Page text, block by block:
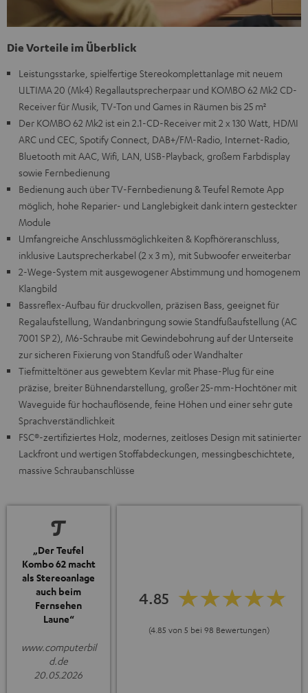
Die Vorteile im Überblick
Leistungsstarke, spielfertige Stereokomplettanlage mit neuem
ULTIMA 20 (Mk4) Regallautsprecherpaar und KOMBO 62 Mk2 CD-
Receiver für Musik, TV-Ton und Games in Räumen bis 25 m²
Der KOMBO 62 Mk2 ist ein 2.1-CD-Receiver mit 2 x 130 Watt, HDMI
ARC und CEC, Spotify Connect, DAB+/FM-Radio, Internet-Radio,
Bluetooth mit AAC, Wifi, LAN, USB-Playback, großem Farbdisplay
sowie Fernbedienung
Bedienung auch über TV-Fernbedienung & Teufel Remote App
möglich, hohe Reparier- und Langlebigkeit dank intern gesteckter
Module
Umfangreiche Anschlussmöglichkeiten & Kopfhöreranschluss,
inklusive Lautsprecherkabel (2 x 3 m), mit Subwoofer erweiterbar
2-Wege-System mit ausgewogener Abstimmung und homogenem
Klangbild
Bassreflex-Aufbau für druckvollen, präzisen Bass, geeignet für
Regalaufstellung, Wandanbringung sowie Standfußaufstellung (AC
7001 SP 2), M6-Schraube mit Gewindebohrung auf der Unterseite
zur sicheren Fixierung von Standfuß oder Wandhalter
Tiefmitteltöner aus gewebtem Kevlar mit Phase-Plug für eine
präzise, breiter Bühnendarstellung, großer 25-mm-Hochtöner mit
Waveguide für hochauflösende, feine Höhen und einer sehr gute
Sprachverständlichkeit
FSC®-zertifiziertes Holz, modernes, zeitloses Design mit satinierter
Lackfront und wertigen Stoffabdeckungen, messingbeschichtete,
massive Schraubanschlüsse
„Der Teufel
Kombo 62 macht
als Stereoanlage
auch beim
Fernsehen
Laune“
www.computerbil
d.de
20.05.2026
4.85
(4.85 von 5 bei 98 Bewertungen)